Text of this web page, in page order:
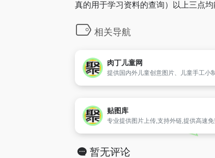
真的用于学习资料的查询）以上三点
相关导航
肉丁儿童网
贴图库
暂无评论